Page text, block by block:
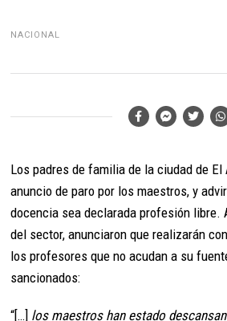
NACIONAL
Los padres de familia de la ciudad de
anuncio de paro por los maestros, y
docencia sea declarada profesión libre.
del sector, anunciaron que realizarán
los profesores que no acudan a su
sancionados:
“[…] los maestros han estado